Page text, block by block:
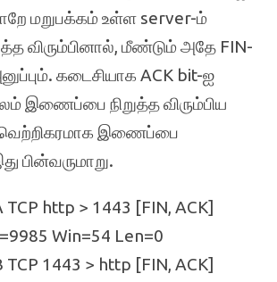
மறுபக்கம் உள்ள server-ம்
விரும்பினால், மீண்டும் அதே FIN-
கடைசியாக ACK bit-ஐ
இணைப்பை நிறுத்த விரும்பிய
இணைப்பை
பின்வருமாறு.
http > 1443 [FIN, ACK]
Win=54 Len=0
1443 > http [FIN, ACK]